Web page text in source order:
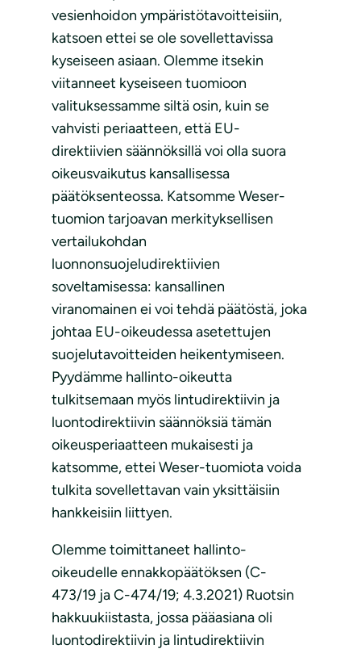
vesienhoidon ympäristötavoitteisiin,
katsoen ettei se ole sovellettavissa
kyseiseen asiaan. Olemme itsekin
viitanneet kyseiseen tuomioon
valituksessamme siltä osin, kuin se
vahvisti periaatteen, että EU-
direktiivien säännöksillä voi olla suora
oikeusvaikutus kansallisessa
päätöksenteossa. Katsomme Weser-
tuomion tarjoavan merkityksellisen
vertailukohdan
luonnonsuojeludirektiivien
soveltamisessa: kansallinen
viranomainen ei voi tehdä päätöstä, joka
johtaa EU-oikeudessa asetettujen
suojelutavoitteiden heikentymiseen.
Pyydämme hallinto-oikeutta
tulkitsemaan myös lintudirektiivin ja
luontodirektiivin säännöksiä tämän
oikeusperiaatteen mukaisesti ja
katsomme, ettei Weser-tuomiota voida
tulkita sovellettavan vain yksittäisiin
hankkeisiin liittyen.
Olemme toimittaneet hallinto-
oikeudelle ennakkopäätöksen (C-
473/19 ja C-474/19; 4.3.2021) Ruotsin
hakkuukiistasta, jossa pääasiana oli
luontodirektiivin ja lintudirektiivin